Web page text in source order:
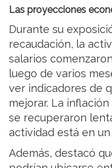
Las proyecciones
Durante su
recaudación, la
salarios
luego de varios
ver indicadores de
mejorar. La
se recuperaron
actividad está en un
Además, destacó